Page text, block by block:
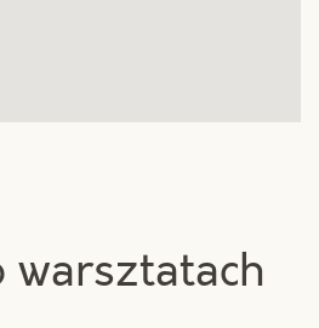
warsztatach